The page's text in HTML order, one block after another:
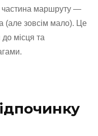
частина маршруту —
(але зовсім мало). Це
до місця та